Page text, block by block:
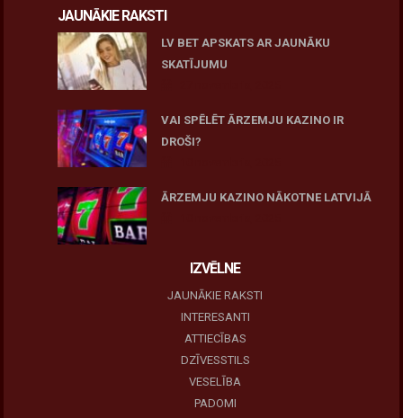
JAUNĀKIE RAKSTI
LV BET APSKATS AR JAUNĀKU
SKATĪJUMU
VAI SPĒLĒT ĀRZEMJU KAZINO IR
DROŠI?
ĀRZEMJU KAZINO NĀKOTNE LATVIJĀ
IZVĒLNE
JAUNĀKIE RAKSTI
INTERESANTI
ATTIECĪBAS
DZĪVESSTILS
VESELĪBA
PADOMI